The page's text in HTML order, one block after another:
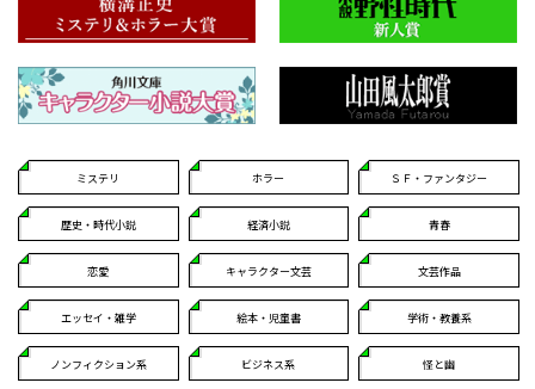
ミステリ ホラー ＳＦ・ファンタジー
歴史・時代小説 経済小説 青春
恋愛 キャラクター文芸 文芸作品
エッセイ・雑学 絵本・児童書 学術・教養系
ノンフィクション系 ビジネス系 怪と幽